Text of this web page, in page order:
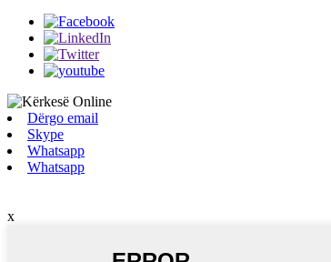
Dërgo email
Skype
Whatsapp
Whatsapp
x